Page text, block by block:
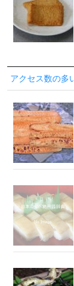
アクセス数の多